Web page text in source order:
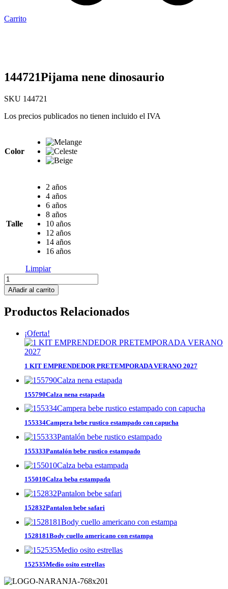
Carrito
144721Pijama nene dinosaurio
SKU 144721
Los precios publicados no tienen incluido el IVA
Color
Talle
2 años
4 años
6 años
8 años
10 años
12 años
14 años
16 años
Limpiar
144721Pijama
nene
dinosaurio
cantidad
Añadir al carrito
Productos Relacionados
¡Oferta!
1 KIT EMPRENDEDOR PRETEMPORADA VERANO 2027
155790Calza nena estapada
155334Campera bebe rustico estampado con capucha
155333Pantalón bebe rustico estampado
155010Calza beba estampada
152832Pantalon bebe safari
1528181Body cuello americano con estampa
152535Medio osito estrellas